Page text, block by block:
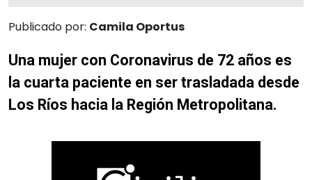
Publicado por: Camila Oportus
Una mujer con Coronavirus de 72 años es
la cuarta paciente en ser trasladada desde
Los Ríos hacia la Región Metropolitana.